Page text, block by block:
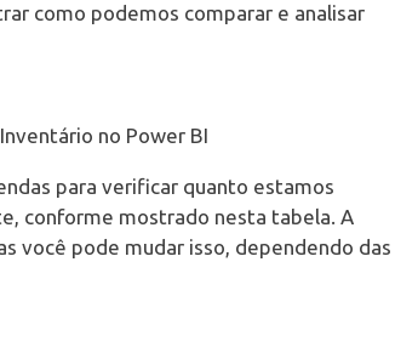
como podemos comparar e analisar
no Power BI
para verificar quanto estamos
conforme mostrado nesta tabela. A
você pode mudar isso, dependendo das